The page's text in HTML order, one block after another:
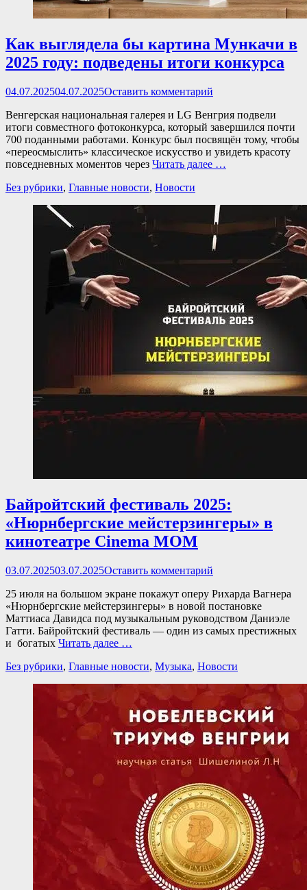
Как выглядела бы картина Мункачи в
2025 году: подведены итоги конкурса
Опубликовано
04.07.202504.07.2025Оставить комментарий
Венгерская национальная галерея и LG Венгрия подвели
итоги совместного фотоконкурса, который завершился почти
700 поданными работами. Конкурс был посвящён тому, чтобы
«переосмыслить» классическое искусство и увидеть красоту
повседневных моментов через Читать далее …
Категории
Без рубрики, Главные новости, Новости
Байройтский фестиваль 2025:
«Нюрнбергские мейстерзингеры» в
кинотеатре Cinema MOM
Опубликовано
03.07.202503.07.2025Оставить комментарий
25 июля на большом экране покажут оперу Рихарда Вагнера
«Нюрнбергские мейстерзингеры» в новой постановке
Маттиаса Давидса под музыкальным руководством Даниэле
Гатти. Байройтский фестиваль — один из самых престижных
и богатых Читать далее …
Категории
Без рубрики, Главные новости, Музыка, Новости